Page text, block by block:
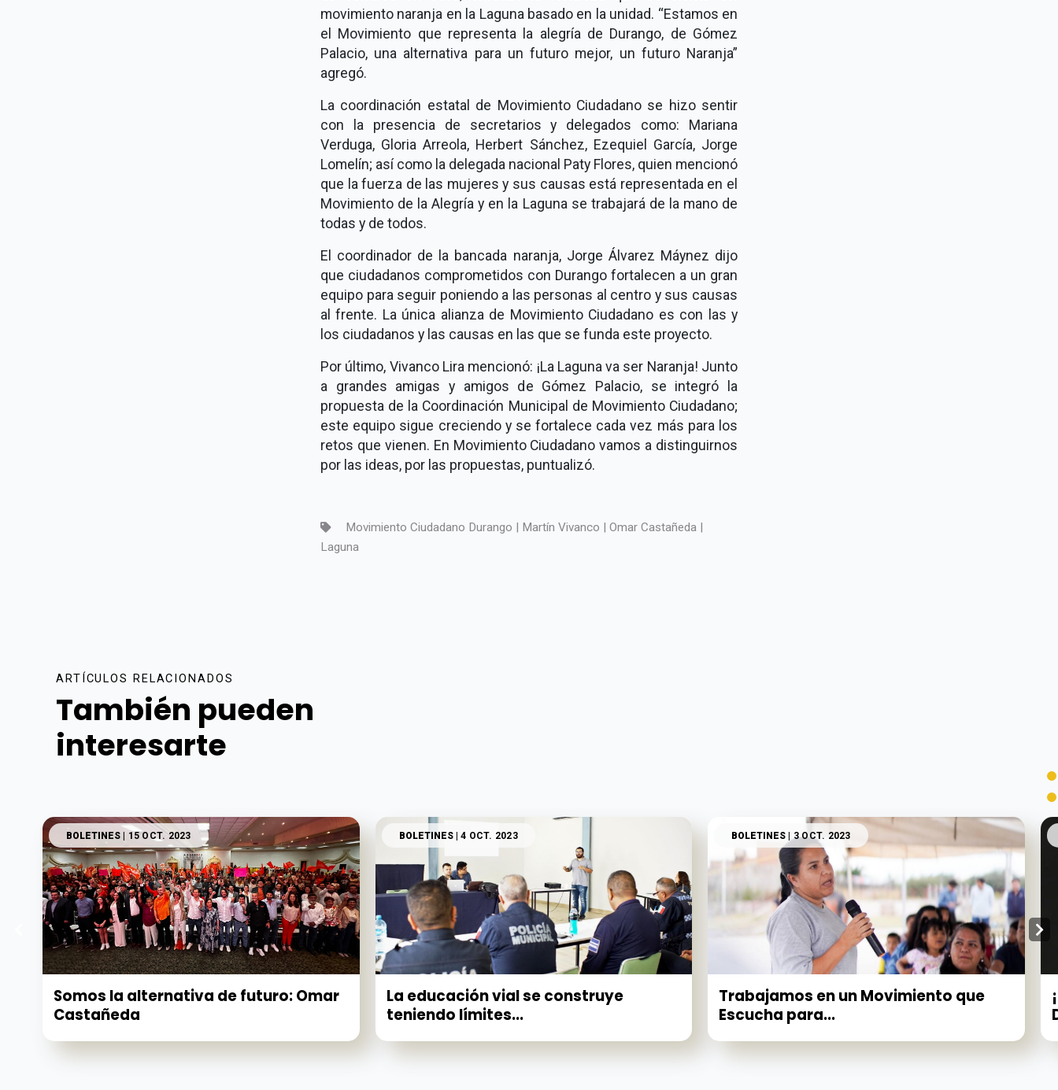
movimiento naranja en la Laguna basado en la unidad. “Estamos en
el Movimiento que representa la alegría de Durango, de Gómez
Palacio, una alternativa para un futuro mejor, un futuro Naranja”
agregó.
La coordinación estatal de Movimiento Ciudadano se hizo sentir
con la presencia de secretarios y delegados como: Mariana
Verduga, Gloria Arreola, Herbert Sánchez, Ezequiel García, Jorge
Lomelín; así como la delegada nacional Paty Flores, quien mencionó
que la fuerza de las mujeres y sus causas está representada en el
Movimiento de la Alegría y en la Laguna se trabajará de la mano de
todas y de todos.
El coordinador de la bancada naranja, Jorge Álvarez Máynez dijo
que ciudadanos comprometidos con Durango fortalecen a un gran
equipo para seguir poniendo a las personas al centro y sus causas
al frente. La única alianza de Movimiento Ciudadano es con las y
los ciudadanos y las causas en las que se funda este proyecto.
Por último, Vivanco Lira mencionó: ¡La Laguna va ser Naranja! Junto
a grandes amigas y amigos de Gómez Palacio, se integró la
propuesta de la Coordinación Municipal de Movimiento Ciudadano;
este equipo sigue creciendo y se fortalece cada vez más para los
retos que vienen. En Movimiento Ciudadano vamos a distinguirnos
por las ideas, por las propuestas, puntualizó.
Movimiento Ciudadano Durango | Martín Vivanco | Omar Castañeda |
Laguna
ARTÍCULOS RELACIONADOS
También pueden
interesarte
BOLETINES | 15 OCT. 2023
Somos la alternativa de futuro: Omar
Castañeda
BOLETINES| 4 OCT. 2023
La educación vial se construye
teniendo límites...
BOLETINES | 3 OCT. 2023
Trabajamos en un Movimiento que
Escucha para...